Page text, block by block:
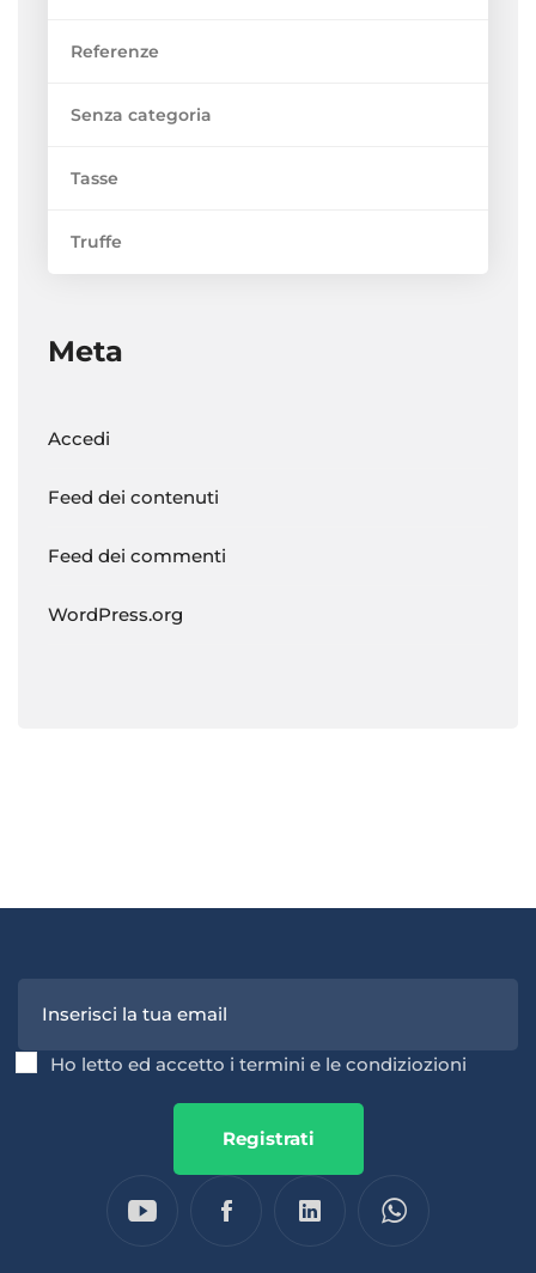
Referenze
Senza categoria
Tasse
Truffe
Meta
Accedi
Feed dei contenuti
Feed dei commenti
WordPress.org
Ho letto ed accetto i termini e le condiziozioni
Registrati